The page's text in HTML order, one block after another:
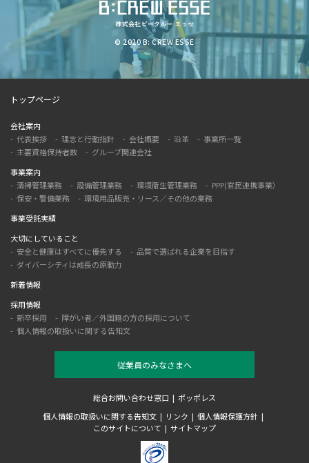
© 2020 B: CREW ESSE
トップページ
会社案内
代表挨拶
理念と行動指針 会社概要 沿革
事業所一覧
主要資格保持者数
グループ関連会社
事業案内
清掃管理業務
設備管理業務 環境衛生管理業務
PPP(官民連携事業）
保安・警備業務
環境用品販売・リース／その他の業務
事業受託実績
大切にしていること
安全と健康はすべてに優先する
品質で選ばれる企業を目指す
ダイバーシティは成長の原動力
新着情報
採用情報
新卒採用
障がい者／外国籍の方の採用について
個人情報の取扱いに関する告知文
従業員のみなさまへ
総合お問い合わせ窓口
ポッポレス
個人情報の取扱いに関する告知文
リンク
個人情報保護方針
このサイトについて
サイトマップ